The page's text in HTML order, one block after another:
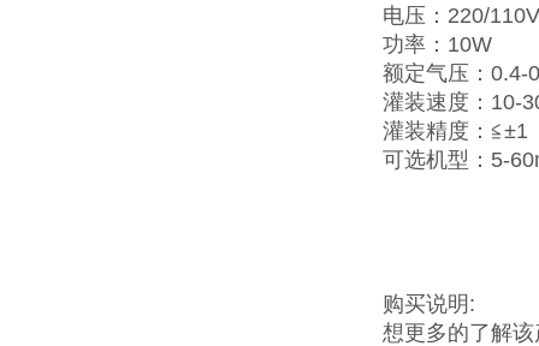
电压：220/
功率：10W
额定气压：0.4-
灌装速度：10-
灌装精度：≦±1
可选机型：5-
购买说明:
想更多的了解